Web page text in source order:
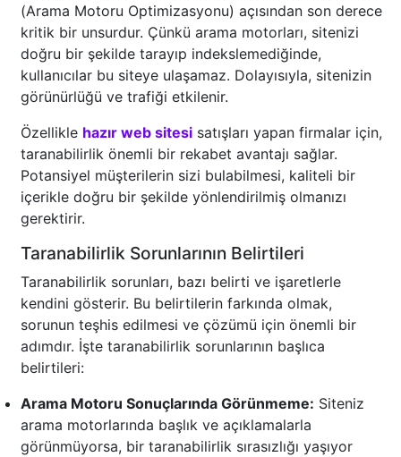
(Arama Motoru Optimizasyonu) açısından son derece
kritik bir unsurdur. Çünkü arama motorları, sitenizi
doğru bir şekilde tarayıp indekslemediğinde,
kullanıcılar bu siteye ulaşamaz. Dolayısıyla, sitenizin
görünürlüğü ve trafiği etkilenir.
Özellikle hazır web sitesi satışları yapan firmalar için,
taranabilirlik önemli bir rekabet avantajı sağlar.
Potansiyel müşterilerin sizi bulabilmesi, kaliteli bir
içerikle doğru bir şekilde yönlendirilmiş olmanızı
gerektirir.
Taranabilirlik Sorunlarının Belirtileri
Taranabilirlik sorunları, bazı belirti ve işaretlerle
kendini gösterir. Bu belirtilerin farkında olmak,
sorunun teşhis edilmesi ve çözümü için önemli bir
adımdır. İşte taranabilirlik sorunlarının başlıca
belirtileri:
Arama Motoru Sonuçlarında Görünmeme: Siteniz
arama motorlarında başlık ve açıklamalarla
görünmüyorsa, bir taranabilirlik sırasızlığı yaşıyor